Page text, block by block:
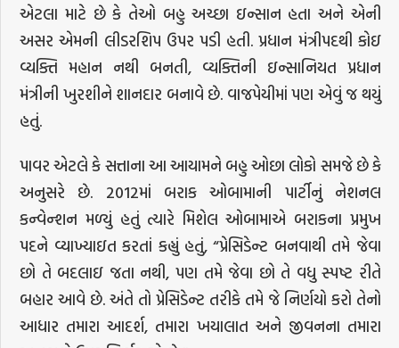
એટલા માટે છે કે તેઓ બહુ અચ્છા ઇન્સાન હતા અને એની
અસર એમની લીડરશિપ ઉપર પડી હતી. પ્રધાન મંત્રીપદથી કોઇ
વ્યક્તિ મહાન નથી બનતી, વ્યક્તિની ઇન્સાનિયત પ્રધાન
મંત્રીની ખુરશીને શાનદાર બનાવે છે. વાજપેયીમાં પણ એવું જ થયું
હતું.
પાવર એટલે કે સત્તાના આ આયામને બહુ ઓછા લોકો સમજે છે કે
અનુસરે છે. 2012માં બરાક ઓબામાની પાર્ટીનું નેશનલ
કન્વેન્શન મળ્યું હતું ત્યારે મિશેલ ઓબામાએ બરાકના પ્રમુખ
પદને વ્યાખ્યાઇત કરતાં કહ્યું હતું, “પ્રેસિડેન્ટ બનવાથી તમે જેવા
છો તે બદલાઇ જતા નથી, પણ તમે જેવા છો તે વધુ સ્પષ્ટ રીતે
બહાર આવે છે. અંતે તો પ્રેસિડેન્ટ તરીકે તમે જે નિર્ણયો કરો તેનો
આધાર તમારા આદર્શ, તમારા ખયાલાત અને જીવનના તમારા